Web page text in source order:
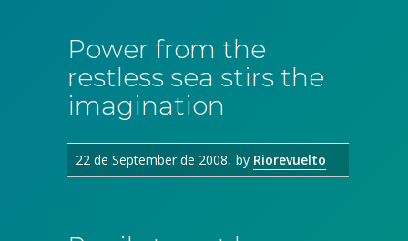
Power from the
restless sea stirs the
imagination
22 de September de 2008 by Riorevuelto